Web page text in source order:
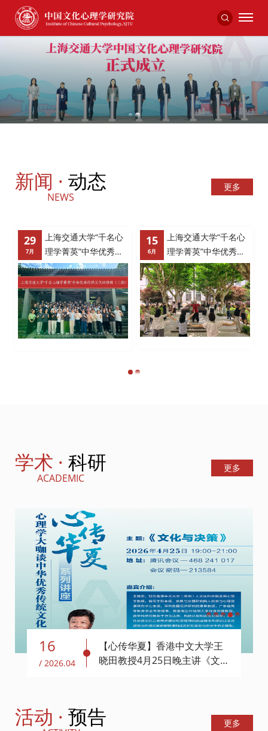
1
2
新闻 · 动态
NEWS
更多
29
7月
上海交通大学“千名心
理学菁英”中华优秀传
统文化研修班（二
期）研学活动顺利举
办
15
6月
上海交通大学“千名心
理学菁英”中华优秀传
统文化研修班（二
期）专题三“道学要
义”活动顺利举办
学术 · 科研
ACADEMIC
更多
16
/ 2026.04
【心传华夏】香港中文大学王
晓田教授4月25日晚主讲《文
1 2 3 4 5
活动 · 预告 更多